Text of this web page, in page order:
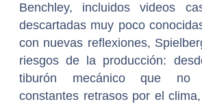
Benchley, incluidos videos
descartadas muy poco
con nuevas reflexiones,
riesgos de la producción:
tiburón mecánico que no
constantes retrasos por el